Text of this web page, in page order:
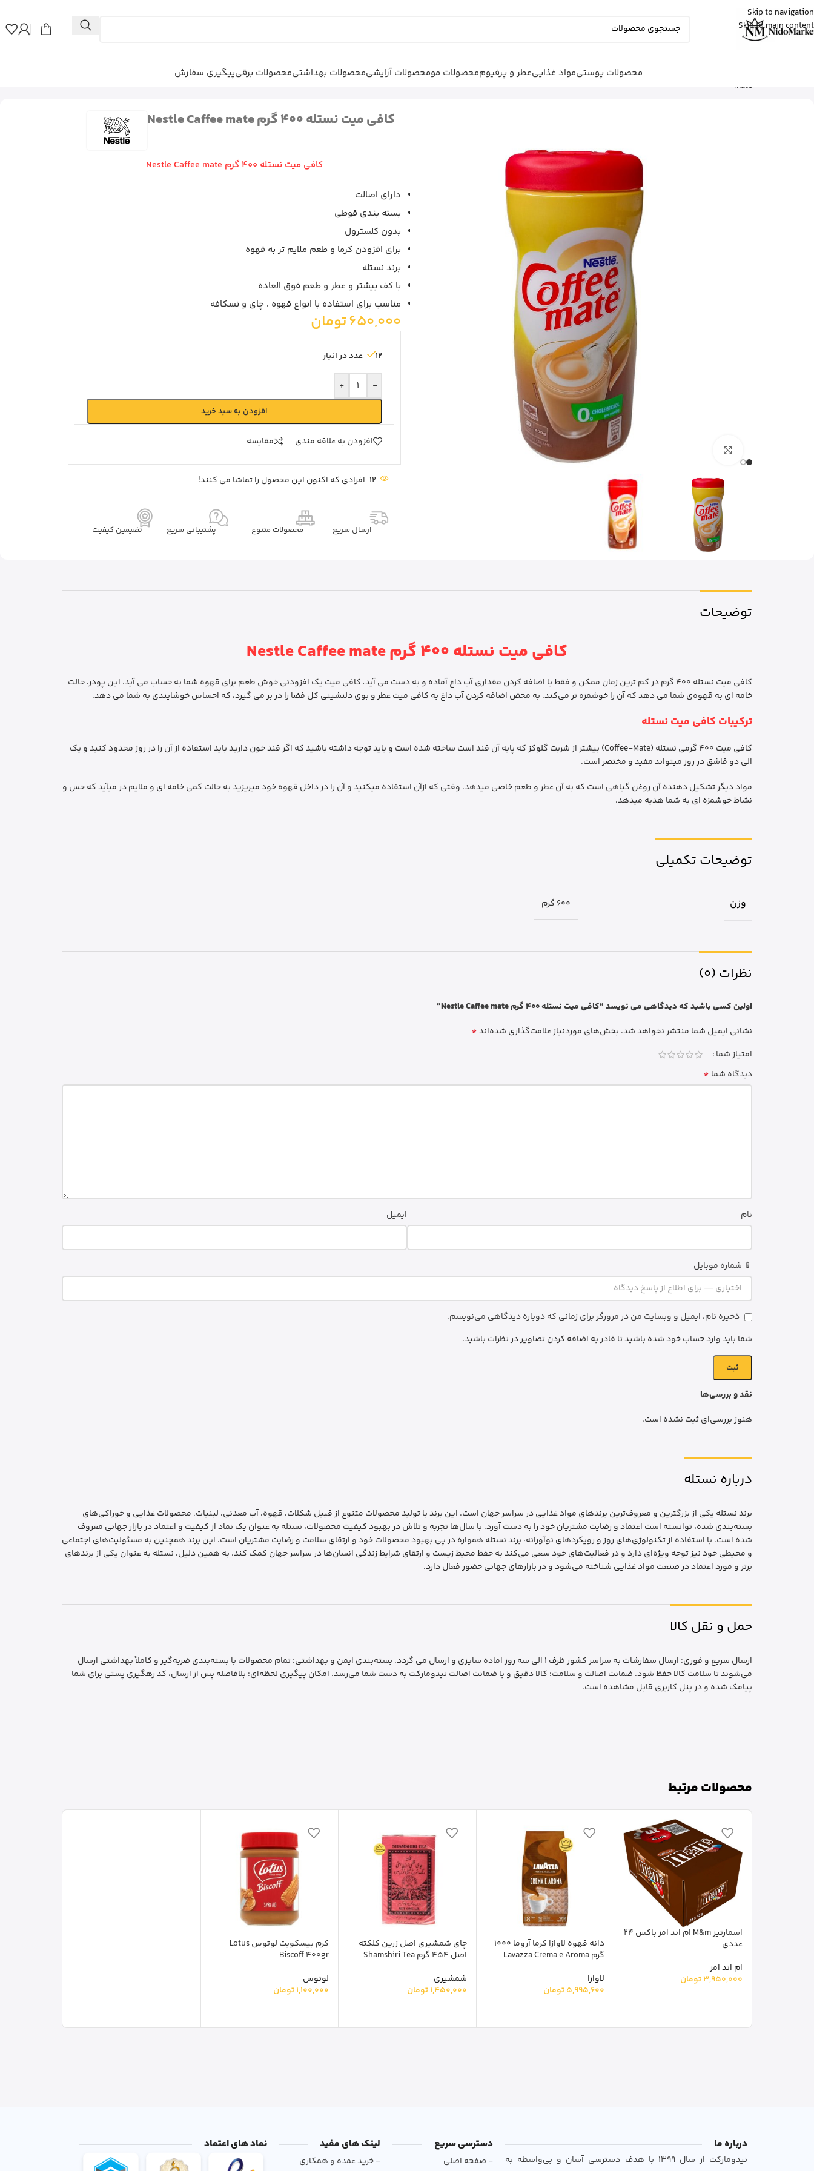
Skip to navigation
Skip to main content
محصولات پوستیمواد غذاییعطر و پرفیوممحصولات مومحصولات آرایشیمحصولات بهداشتیمحصولات برقیپیگیری سفارش مواد غذایی|قهوه و کاپوچینو|
کافی میت نستله 400 گرم Nestle Caffee
mate
کافی میت نستله 400 گرم Nestle Caffee mate
کافی میت نستله 400 گرم Nestle Caffee mate
دارای اصالت
بسته بندی قوطی
بدون کلسترول
برای افزودن کرما و طعم ملایم تر به قهوه
برند نستله
با کف بیشتر و عطر و طعم فوق العاده
مناسب برای استفاده با انواع قهوه ، چای و نسکافه
650,000تومان
12 عدد در انبار
-
+
افزودن به سبد خرید
افزودن به علاقه مندی مقايسه
12 افرادی که اکنون این محصول را تماشا می کنند!
ارسال سریع محصولات متنوع پشتیبانی سریع تضیمین کیفیت
توضیحات
کافی میت نستله 400 گرم Nestle Caffee mate
کافی میت نستله 400 گرم در کم ترین زمان ممکن و فقط با اضافه کردن مقداری آب داغ آماده و به دست می آید، کافی‌ میت یک افزودنی خوش‌ طعم برای قهوه شما به حساب می آید. این پودر، حالت
خامه ای به قهوه‌ی شما می دهد که آن را خوشمزه‌ تر می‌کند. به محض اضافه کردن آب داغ به کافی میت عطر و بوی دلنشینی کل فضا را در بر می گیرد، که احساس خوشایندی به شما می دهد.
ترکیبات کافی میت نستله
کافی میت 400 گرمی نستله (Coffee-Mate)‏ بیشتر از شربت گلوکز که پایه آن قند است ساخته شده است و باید توجه داشته باشید که اگر قند خون دارید باید استفاده از آن را در روز محدود کنید و یک
الی دو قاشق در روز می­تواند مفید و مختصر است.
مواد دیگر تشکیل دهنده آن روغن گیاهی است که به آن عطر و طعم خاصی می­دهد. وقتی که ازآن استفاده می­کنید و آن را در داخل قهوه خود میریزید به حالت کمی خامه ای و ملایم در می­آید که حس و
نشاط خوشمزه ای به شما هدیه می­دهد.
توضیحات تکمیلی
وزن 600 گرم
نظرات (0)
نقد و بررسی‌ها
هنوز بررسی‌ای ثبت نشده است.
اولین کسی باشید که دیدگاهی می نویسد “کافی میت نستله 400 گرم Nestle Caffee mate”
نشانی ایمیل شما منتشر نخواهد شد. بخش‌های موردنیاز علامت‌گذاری شده‌اند*
امتیاز شما
دیدگاه شما *
نام ایمیل
📱 شماره موبایل
ذخیره نام، ایمیل و وبسایت من در مرورگر برای زمانی که دوباره دیدگاهی می‌نویسم.
شما باید وارد حساب خود شده باشید تا قادر به اضافه کردن تصاویر در نظرات باشید.
درباره نستله
برند نستله یکی از بزرگترین و معروف‌ترین برندهای مواد غذایی در سراسر جهان است. این برند با تولید محصولات متنوع از قبیل شکلات، قهوه، آب معدنی، لبنیات، محصولات غذایی و خوراکی‌های
بسته‌بندی شده، توانسته است اعتماد و رضایت مشتریان خود را به دست آورد. با سال‌ها تجربه و تلاش در بهبود کیفیت محصولات، نستله به عنوان یک نماد از کیفیت و اعتماد در بازار جهانی معروف
شده است. با استفاده از تکنولوژی‌های روز و رویکردهای نوآورانه، برند نستله همواره در پی بهبود محصولات خود و ارتقای سلامت و رضایت مشتریان است. این برند همچنین به مسئولیت‌های اجتماعی
و محیطی خود نیز توجه ویژه‌ای دارد و در فعالیت‌های خود سعی می‌کند به حفظ محیط زیست و ارتقای شرایط زندگی انسان‌ها در سراسر جهان کمک کند. به همین دلیل، نستله به عنوان یکی از برندهای
برتر و مورد اعتماد در صنعت مواد غذایی شناخته می‌شود و در بازارهای جهانی حضور فعال دارد.
حمل و نقل کالا
ارسال سریع و فوری: ارسال سفارشات به سراسر کشور ظرف 1 الی سه روز اماده سایزی و ارسال می گردد. بسته‌بندی ایمن و بهداشتی: تمام محصولات با بسته‌بندی ضربه‌گیر و کاملاً بهداشتی ارسال
می‌شوند تا سلامت کالا حفظ شود. ضمانت اصالت و سلامت: کالا دقیق و با ضمانت اصالت نیدومارکت به دست شما می‌رسد. امکان پیگیری لحظه‌ای: بلافاصله پس از ارسال، کد رهگیری پستی برای شما
پیامک شده و در پنل کاربری قابل مشاهده است.
محصولات مرتبط
اسمارتیز M&m ام اند امز باکس 24
عددی
ام اند امز
3,950,000تومان
دانه قهوه لاوازا کرما آروما 1000
گرم Lavazza Crema e Aroma
لاوازا
5,995,600تومان
چای شمشیری اصل زرین کلکته
اصل 454 گرم Shamshiri Tea
شمشیری
1,450,000تومان
کرم بیسکویت لوتوس Lotus
Biscoff 400gr
لوتوس
1,100,000تومان
درباره ما
نیدومارکت از سال 1399 با هدف دسترسی آسان و بی‌واسطه به
دسترسی سریع
- صفحه اصلی
لینک های مفید
- خرید عمده و همکاری
نماد های اعتماد
زهرااز گرگان
کپسول پریورین بایر آلمان رو خرید کرد